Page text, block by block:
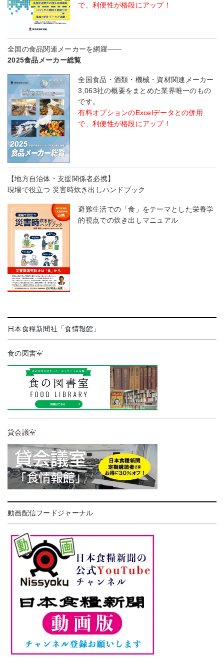
で、利便性が格段にアップ！
全国の食品関連メーカーを網羅――
2025食品メーカー総覧
全国食品・酒類・機械・資材関連メーカー
3,063社の概要をまとめた業界唯一のもの
です。
有料オプションのExcelデータとの併用
で、利便性が格段にアップ！
【地方自治体・支援関係者必携】
現場で役立つ 災害時炊き出しハンドブック
避難生活での「食」をテーマとした栄養学
的視点での炊き出しマニュアル
日本食糧新聞社「食情報館」
食の図書室
貸会議室
動画配信フードジャーナル